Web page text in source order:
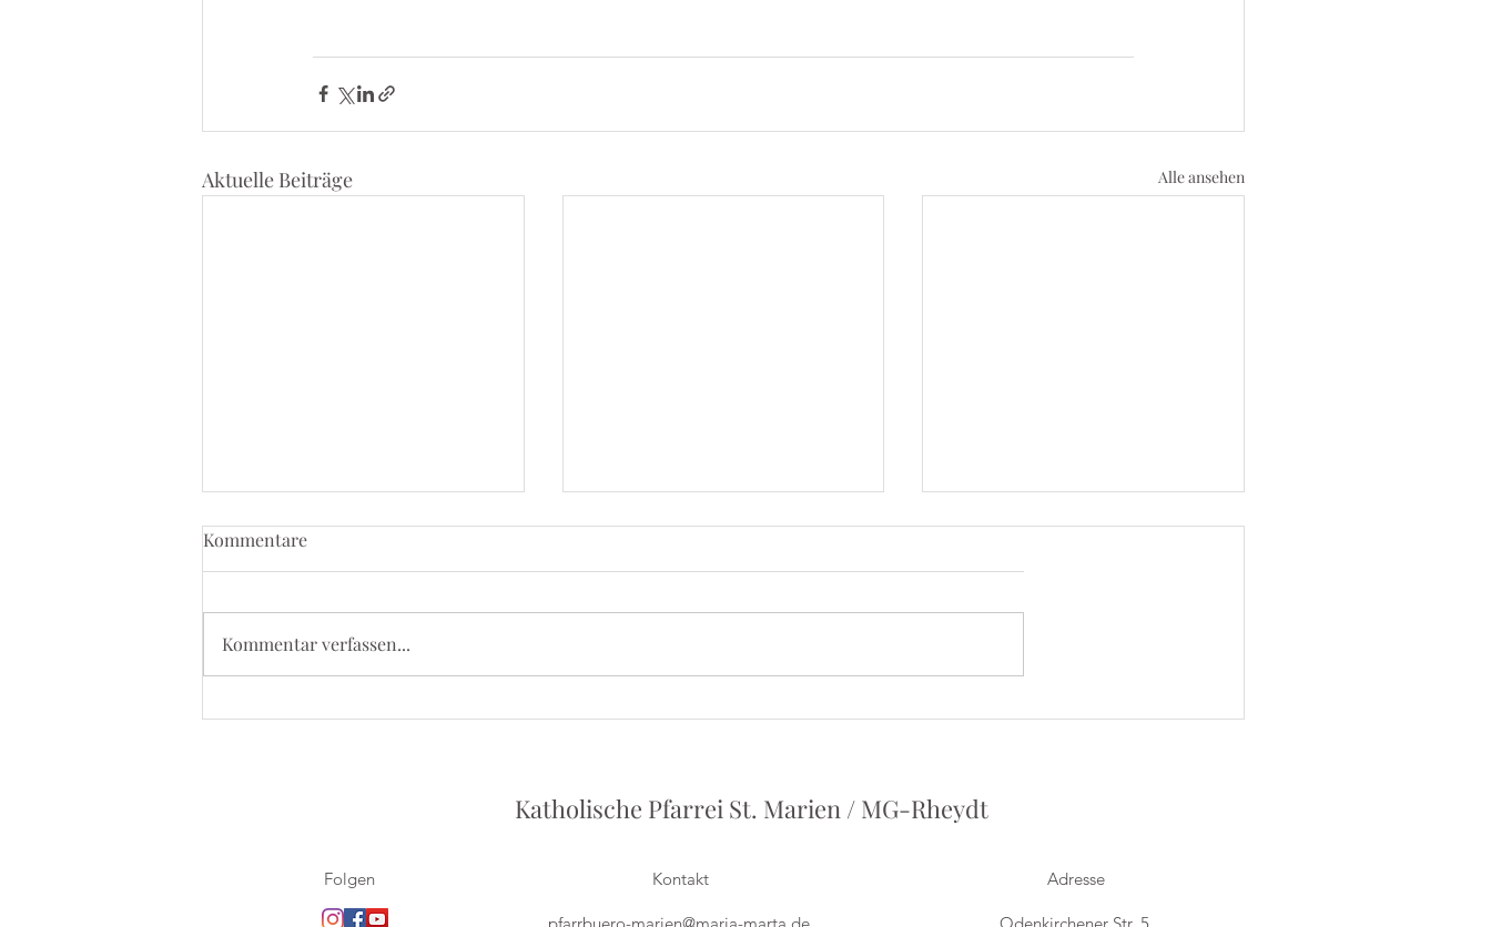
Aktuelle Beiträge Alle ansehen
5. September 2026 - Kevelaer
Herbert Grönemeyer - Ein
Irish Folk im Trostraum
Kommentare
Kommentar verfassen...
Katholische Pfarrei St. Marien / MG-Rheydt
Folgen Kontakt Adresse